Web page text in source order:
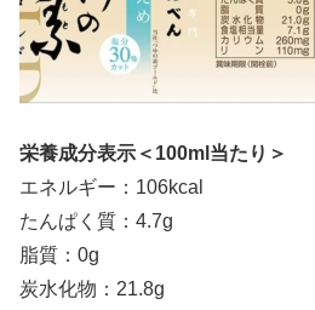
栄養成分表示＜100ml当たり＞
エネルギー：106kcal
たんぱく質：4.7g
脂質：0g
炭水化物：21.8g